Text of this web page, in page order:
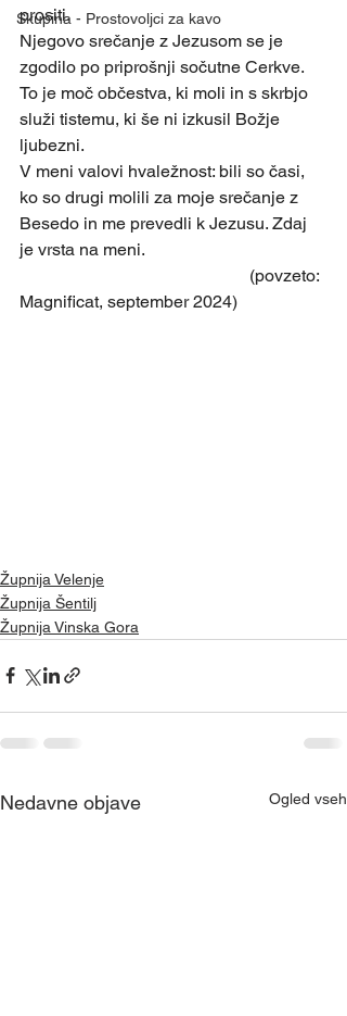
Skupina - Prostovoljci za kavo
prositi.
Njegovo srečanje z Jezusom se je
zgodilo po priprošnji sočutne Cerkve.
To je moč občestva, ki moli in s skrbjo
služi tistemu, ki še ni izkusil Božje
ljubezni.
V meni valovi hvaležnost: bili so časi,
ko so drugi molili za moje srečanje z
Besedo in me prevedli k Jezusu. Zdaj
je vrsta na meni.
Magnificat, september 2024)
Župnija Velenje
Župnija Šentilj
Župnija Vinska Gora
Nedavne objave Ogled vseh